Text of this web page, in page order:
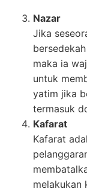
Nazar
Jika
maka ia
untuk
yatim jika
termasuk
Kafarat
Kafarat
melakukan